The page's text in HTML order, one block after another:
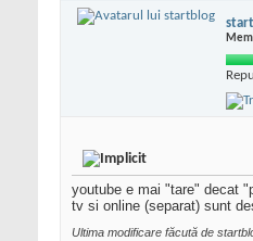
youtube e mai "tare" decat
tv si online (separat) sunt
Ultima modificare făcută de